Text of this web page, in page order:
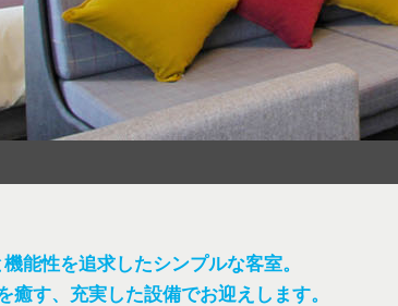
能性を追求したシンプルな客室。
癒す、充実した設備でお迎えします。